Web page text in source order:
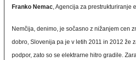
Franko Nemac, Agencija za prestrukturiranje
Nemčija, denimo, je sočasno z nižanjem cen
dobro, Slovenija pa je v letih 2011 in 2012 že
podpor, zato so se elektrarne hitro gradile.